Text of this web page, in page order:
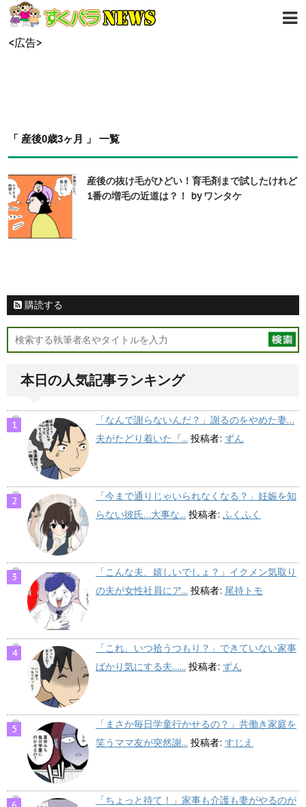
<広告>
「 産後0歳3ヶ月 」 一覧
産後の抜け毛がひどい！育毛剤まで試したけれど
1番の増毛の近道は？！ by ワンタケ
購読する
本日の人気記事ランキング
「なんで謝らないんだ？」謝るのをやめた妻…
夫がたどり着いた『... 投稿者: ずん
「今まで通りじゃいられなくなる？」妊娠を知
らない彼氏…大事な... 投稿者: ふくふく
「こんな夫、嬉しいでしょ？」イクメン気取り
の夫が女性社員にア... 投稿者: 尾持トモ
「これ、いつ拾うつもり？」できていない家事
ばかり気にする夫…... 投稿者: ずん
「まさか毎日学童行かせるの？」共働き家庭を
笑うママ友が突然謝... 投稿者: すじえ
「ちょっと待て！」家事も介護も妻がやるのが